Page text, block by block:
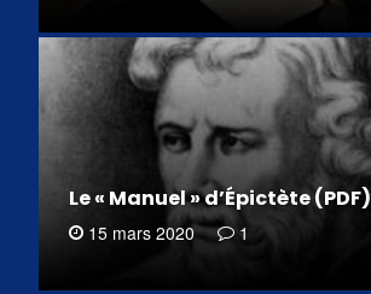
Le « Manuel » d’Épictète (PDF)
15 mars 2020 1